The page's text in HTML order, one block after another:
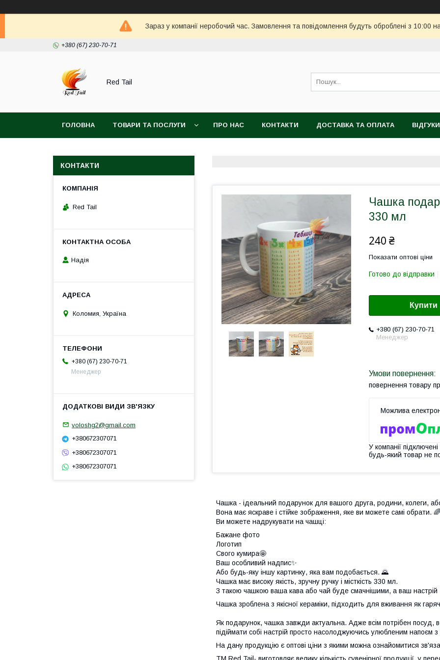
Зараз у компанії неробочий час. Замовлення та повідомлення будуть оброблені з 10:00
+380 (67) 230-70-71
Red Tail
ГОЛОВНА ТОВАРИ ТА ПОСЛУГИ ПРО НАС КОНТАКТИ ДОСТАВКА ТА ОПЛАТА ВІДГУКИ
Чашка
330 мл
240 ₴
Показати оптові ціни
Готово до відправки
Купити
+380 (67) 230-70-71
Менеджер
повернення товару
У компанії
будь-який товар не
Чашка - ідеальний подарунок для вашого друга, родини, колеги,
Вона має яскраве і стійке зображення, яке ви можете самі обрати. 🌈
Ви можете надрукувати на чашці:
Бажане фото
Логотип
Свого кумира🤩
Ваш особливий надпис✨
Або будь-яку іншу картинку, яка вам подобається. 🌄
Чашка має високу якість, зручну ручку і місткість 330 мл.
З такою чашкою ваша кава або чай буде смачнішими, а ваш
Чашка зроблена з якісної кераміки, підходить для вживання як
Як подарунок, чашка завжди актуальна. Адже всім потрібен посуд,
підіймати собі настрій просто насолоджуючись улюбленим напоєм з
На дану продукцію є оптові ціни з якими можна ознайомитися
ТМ Red Tail- виготовляє велику кількість сувенірної продукції, у
КОНТАКТИ
Red Tail
Надія
Коломия, Україна
+380 (67) 230-70-71
Менеджер
voloshg2@gmail.com
+380672307071
+380672307071
+380672307071